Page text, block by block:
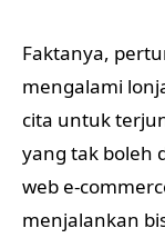
Faktanya,
mengalami
cita untuk
yang tak boleh
web e-
menjalankan